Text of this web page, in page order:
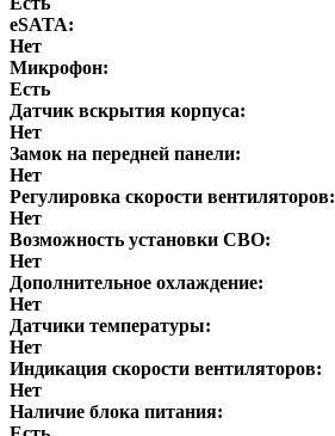
eSATA:
Нет
Микрофон:
Есть
Датчик вскрытия корпуса:
Нет
Замок на передней панели:
Нет
Регулировка скорости вентиляторов:
Нет
Возможность установки СВО:
Нет
Дополнительное охлаждение:
Нет
Датчики температуры:
Нет
Индикация скорости вентиляторов:
Нет
Наличие блока питания: